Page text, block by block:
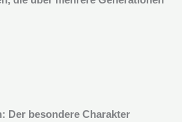
Der besondere Charakter